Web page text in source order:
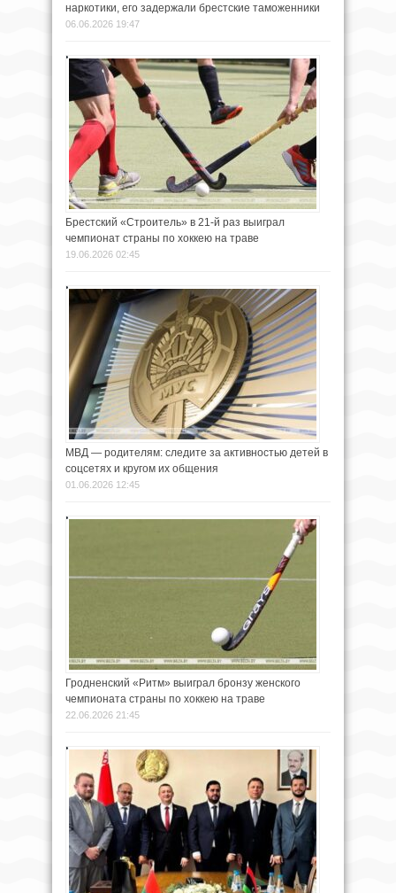
наркотики, его задержали брестские таможенники
06.06.2026 19:47
Брестский «Строитель» в 21-й раз выиграл
чемпионат страны по хоккею на траве
19.06.2026 02:45
МВД — родителям: следите за активностью детей в
соцсетях и кругом их общения
01.06.2026 12:45
Гродненский «Ритм» выиграл бронзу женского
чемпионата страны по хоккею на траве
22.06.2026 21:45